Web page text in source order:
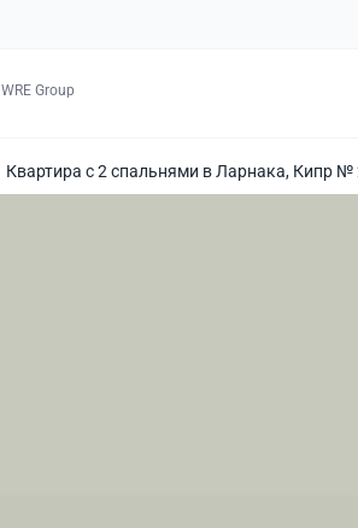
WRE Group
Квартира с 2 спальнями в Ларнака, Кипр №